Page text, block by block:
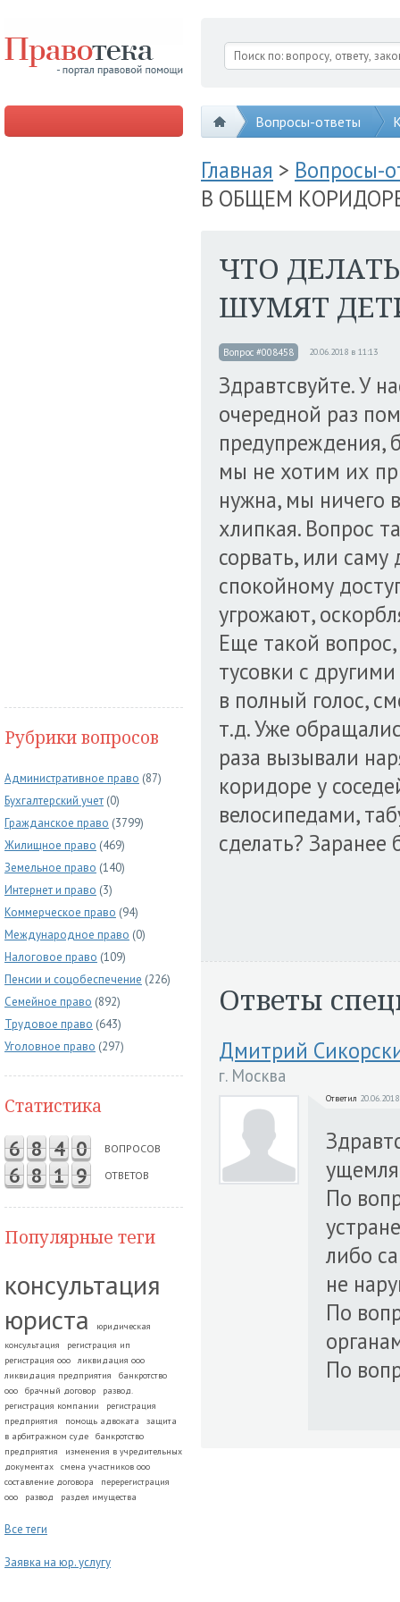
Вопросы-ответы
Рубрики вопросов
Административное право (87)
Бухгалтерский учет (0)
Гражданское право (3799)
Жилищное право (469)
Земельное право (140)
Интернет и право (3)
Коммерческое право (94)
Международное право (0)
Налоговое право (109)
Пенсии и соцобеспечение (226)
Семейное право (892)
Трудовое право (643)
Уголовное право (297)
Статистика
6 8 4 0 ВОПРОСОВ
6 8 1 9 ОТВЕТОВ
Популярные теги
консультация
юриста
юридическая
консультация
регистрация ип
регистрация ооо
ликвидация ооо
ликвидация предприятия
банкротство
ооо
брачный договор
развод.
регистрация компании
регистрация
предприятия
помощь адвоката
защита
в арбитражном суде
банкротство
предприятия
изменения в учредительных
документах
смена участников ооо
составление договора
перерегистрация
ооо
развод раздел имущества
Все теги
Заявка на юр. услугу
Главная > Вопросы-
В ОБЩЕМ
ЧТО
ШУМЯТ
Вопрос #008458 20.06.2018 в 11:13
Здравтсвуйте. У
очередной раз
предупреждения,
мы не хотим их
нужна, мы ничего
хлипкая. Вопрос
сорвать, или саму
спокойному
угрожают,
Еще такой
тусовки с
в полный голос,
т.д. Уже
раза вызывали
коридоре у
велосипедами,
сделать?
Ответы
Дмитрий
г. Москва
Ответил
По
либо
не
По
По